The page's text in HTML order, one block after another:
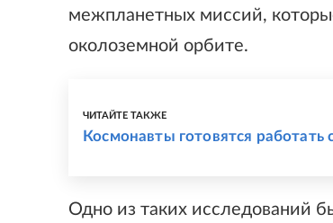
межпланетных миссий,
околоземной орбите.
ЧИТАЙТЕ ТАКЖЕ
Космонавты готовятся
Одно из таких исследований